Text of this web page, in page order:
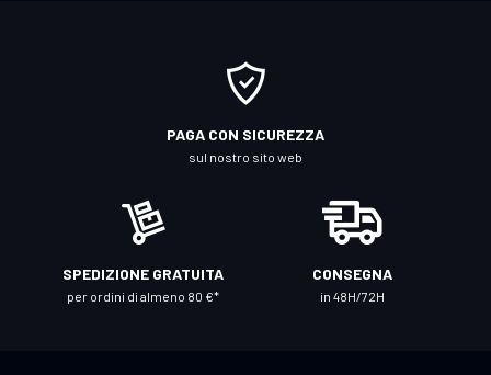
PAGA CON SICUREZZA
sul nostro sito web
SPEDIZIONE GRATUITA
per ordini di almeno 80 €*
CONSEGNA
in 48H/72H